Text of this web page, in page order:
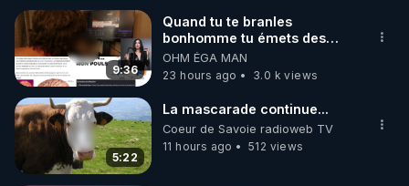
http://rgnr.li/news
🌱 VIDÉOS NON CENSURÉES SUR ODYSEE
Toutes les vidéos Youtube sont aussi sur la
http://rgnr.li/odysee
9:36
Quand tu te branles
bonhomme tu émets des
ondes ils ont juste omis de
t'expliquer
OHM ÉGA MAN
23 hours ago
3.0 k views
5:22
La mascarade continue...
Coeur de Savoie radioweb TV
11 hours ago
512 views